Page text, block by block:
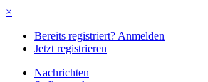
×
Bereits registriert? Anmelden
Jetzt registrieren
Nachrichten